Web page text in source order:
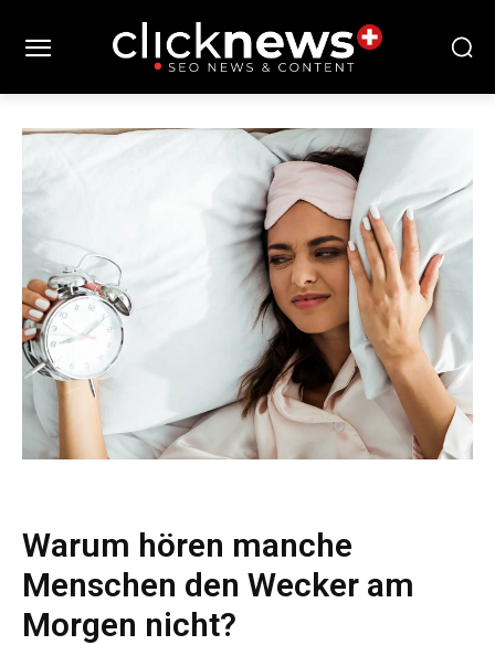
Warum hören manche
Menschen den Wecker am
Morgen nicht?